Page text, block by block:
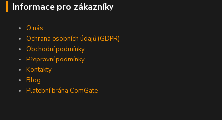
Informace pro zákazníky
O nás
Ochrana osobních údajů (GDPR)
Obchodní podmínky
Přepravní podmínky
Kontakty
Blog
Platební brána ComGate